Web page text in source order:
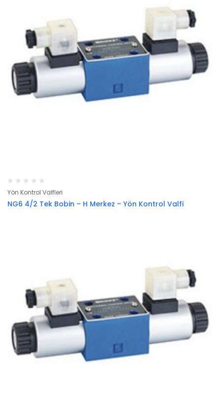
Yön Kontrol Valfleri
NG6 4/2 Tek Bobin – H Merkez – Yön Kontrol Valfi